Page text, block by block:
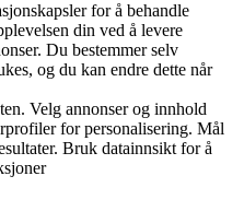
for å behandle
din ved å levere
Du bestemmer selv
og du kan endre dette når
Velg annonser og innhold
for personalisering. Mål
Bruk datainnsikt for å